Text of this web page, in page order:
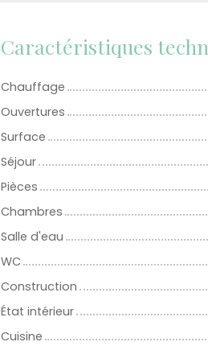
Caractéristiques
Chauffage
Ouvertures
Surface
Séjour
Pièces
Chambres
Salle d'eau
WC
Construction
État intérieur
Cuisine